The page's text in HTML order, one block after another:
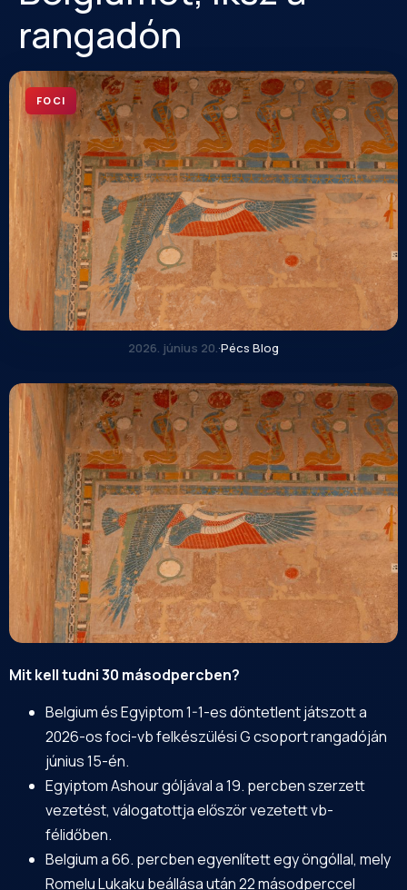
rangadón
FOCI
2026. június 20.·Pécs Blog
Mit kell tudni 30 másodpercben?
Belgium és Egyiptom 1-1-es döntetlent játszott a
2026-os foci-vb felkészülési G csoport rangadóján
június 15-én.
Egyiptom Ashour góljával a 19. percben szerzett
vezetést, válogatottja először vezetett vb-
félidőben.
Belgium a 66. percben egyenlített egy öngóllal, mely
Romelu Lukaku beállása után 22 másodperccel